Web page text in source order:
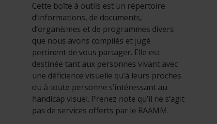
Cette boîte à outils est un répertoire
d’informations, de documents,
d’organismes et de programmes divers
que nous avons compilés et jugé
pertinent de vous partager. Elle est
destinée tant aux personnes vivant avec
une déficience visuelle qu’à leurs proches
ou à toute personne s’intéressant au
handicap visuel. Prenez note qu’il ne s’agit
pas de services offerts par le RAAMM.